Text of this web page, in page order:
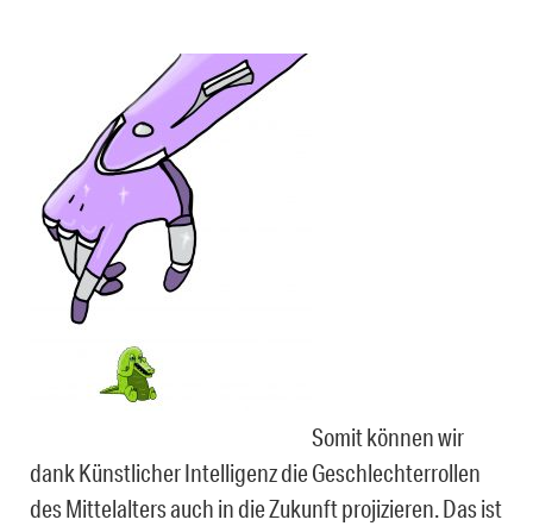
Somit können wir
dank Künstlicher Intelligenz die Geschlechterrollen
des Mittelalters auch in die Zukunft projizieren. Das ist